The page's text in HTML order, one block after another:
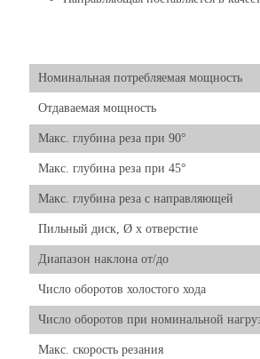
Номинальная потребляемая мощность
Отдаваемая мощность
Макс. глубина реза при 90°
Макс. глубина реза при 45°
Макс. глубина реза с направляющей
Пильный диск, Ø x отверстие
Диапазон наклона от/до
Число оборотов холостого хода
Число оборотов при номинальной
Макс. скорость резания